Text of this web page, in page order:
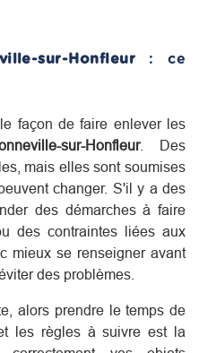
sur-Honfleur : ce
façon de faire enlever les
sur-Honfleur. Des
mais elles sont soumises
changer. S'il y a des
des démarches à faire
des contraintes liées aux
mieux se renseigner avant
des problèmes.
alors prendre le temps de
les règles à suivre est la